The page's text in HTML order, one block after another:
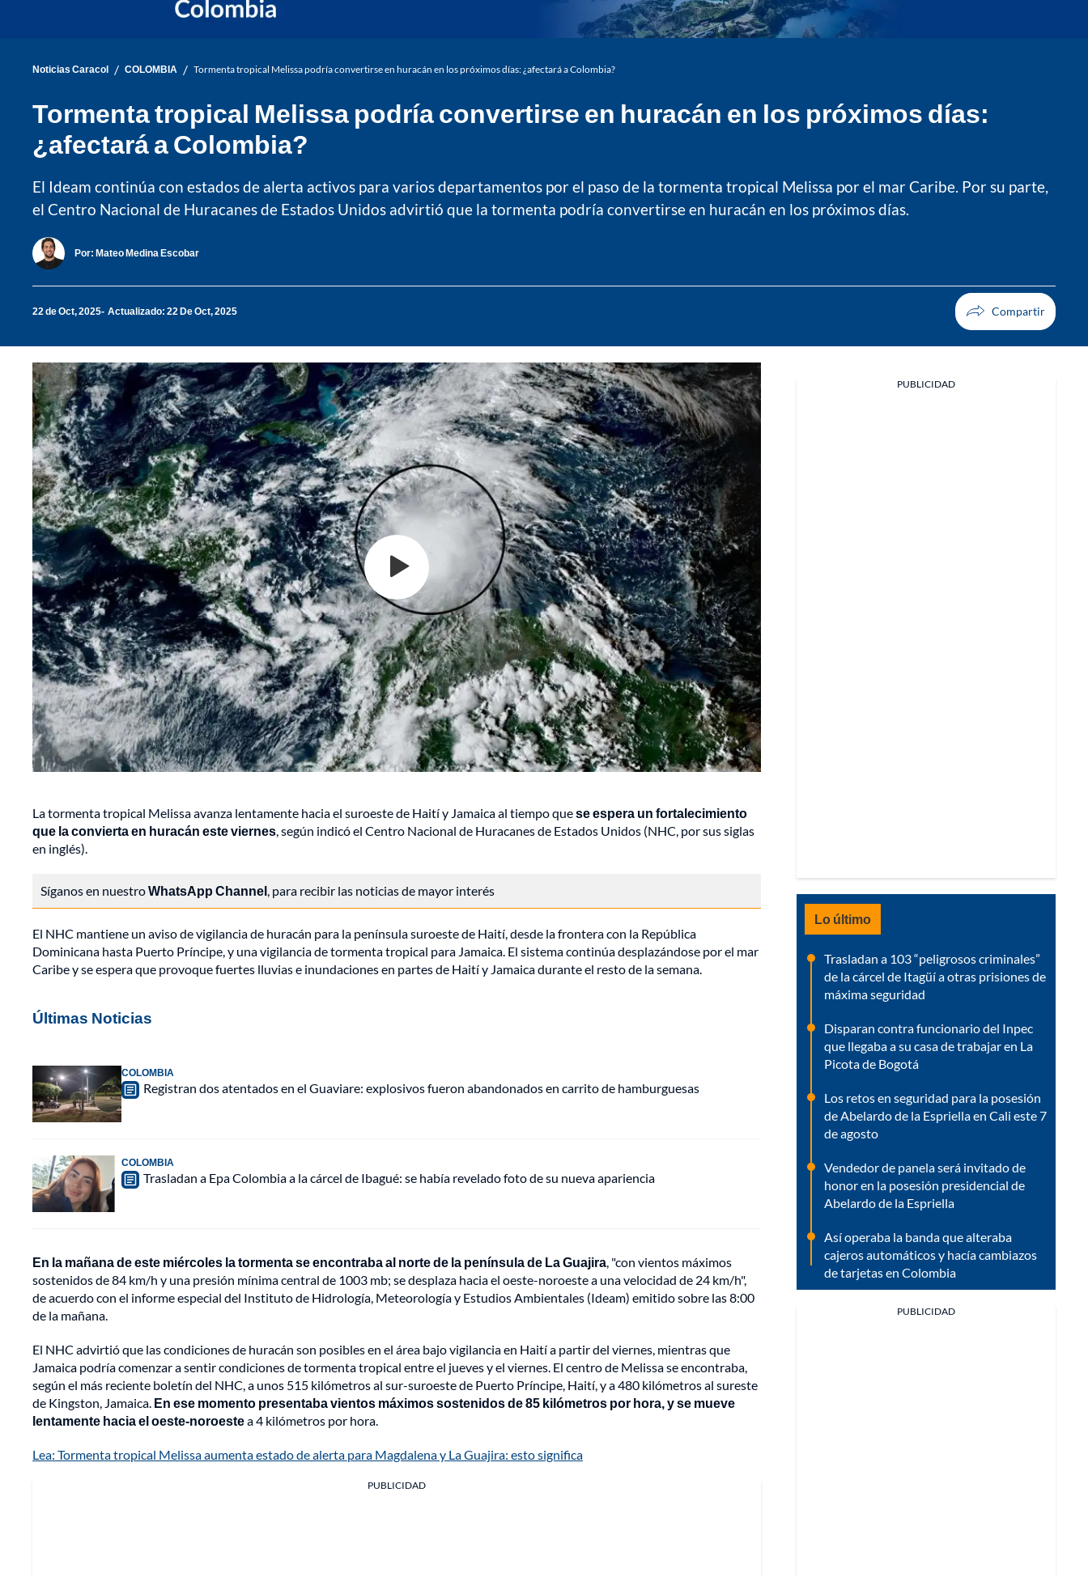
Noticias Caracol / COLOMBIA / Tormenta tropical Melissa podría convertirse en huracán en los próximos días: ¿afectará a Colombia?
Tormenta tropical Melissa podría convertirse en huracán en los próximos días:
¿afectará a Colombia?
El Ideam continúa con estados de alerta activos para varios departamentos por el paso de la tormenta tropical Melissa por el mar Caribe. Por su parte,
el Centro Nacional de Huracanes de Estados Unidos advirtió que la tormenta podría convertirse en huracán en los próximos días.
Por: Mateo Medina Escobar
22 de Oct, 2025 Actualizado: 22 De Oct, 2025
La tormenta tropical Melissa avanza lentamente hacia el suroeste de Haití y Jamaica al tiempo quese espera un fortalecimiento
que la convierta en huracán este viernes, según indicó el Centro Nacional de Huracanes de Estados Unidos (NHC, por sus siglas
en inglés).
Síganos en nuestroWhatsApp Channel, para recibir las noticias de mayor interés
El NHC mantiene un aviso de vigilancia de huracán para la península suroeste de Haití, desde la frontera con la República
Dominicana hasta Puerto Príncipe, y una vigilancia de tormenta tropical para Jamaica. El sistema continúa desplazándose por el mar
Caribe y se espera que provoque fuertes lluvias e inundaciones en partes de Haití y Jamaica durante el resto de la semana.
Últimas Noticias
COLOMBIA
Registran dos atentados en el Guaviare: explosivos fueron abandonados en carrito de hamburguesas
COLOMBIA
Trasladan a Epa Colombia a la cárcel de Ibagué: se había revelado foto de su nueva apariencia
En la mañana de este miércoles la tormenta se encontraba al norte de la península de La Guajira, "con vientos máximos
sostenidos de 84 km/h y una presión mínima central de 1003 mb; se desplaza hacia el oeste-noroeste a una velocidad de 24 km/h",
de acuerdo con el informe especial del Instituto de Hidrología, Meteorología y Estudios Ambientales (Ideam) emitido sobre las 8:00
de la mañana.
El NHC advirtió que las condiciones de huracán son posibles en el área bajo vigilancia en Haití a partir del viernes, mientras que
Jamaica podría comenzar a sentir condiciones de tormenta tropical entre el jueves y el viernes. El centro de Melissa se encontraba,
según el más reciente boletín del NHC, a unos 515 kilómetros al sur-suroeste de Puerto Príncipe, Haití, y a 480 kilómetros al sureste
de Kingston, Jamaica. En ese momento presentaba vientos máximos sostenidos de 85 kilómetros por hora, y se mueve
lentamente hacia el oeste-noroestea 4 kilómetros por hora.
Lea: Tormenta tropical Melissa aumenta estado de alerta para Magdalena y La Guajira: esto significa
PUBLICIDAD
PUBLICIDAD
Lo último
Trasladan a 103 “peligrosos criminales”
de la cárcel de Itagüí a otras prisiones de
máxima seguridad
Disparan contra funcionario del Inpec
que llegaba a su casa de trabajar en La
Picota de Bogotá
Los retos en seguridad para la posesión
de Abelardo de la Espriella en Cali este 7
de agosto
Vendedor de panela será invitado de
honor en la posesión presidencial de
Abelardo de la Espriella
Así operaba la banda que alteraba
cajeros automáticos y hacía cambiazos
de tarjetas en Colombia
PUBLICIDAD